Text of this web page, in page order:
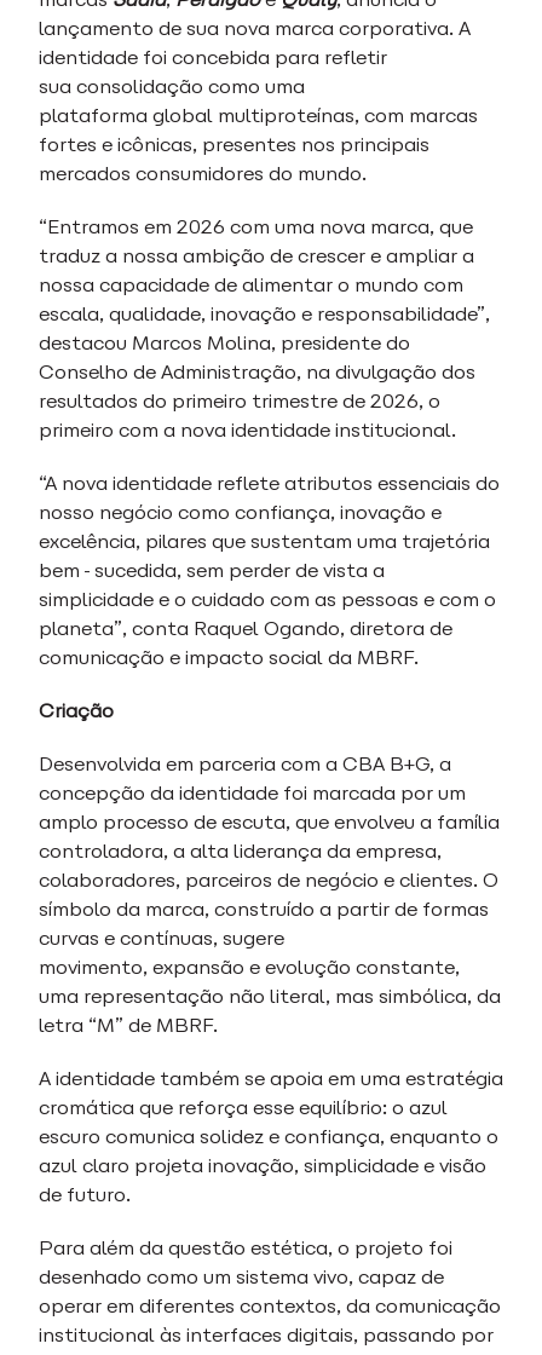
lançamento de sua nova marca corporativa. A
identidade foi concebida para refletir
sua consolidação como uma
plataforma global multiproteínas, com marcas
fortes e icônicas, presentes nos principais
mercados consumidores do mundo.
“Entramos em 2026 com uma nova marca, que
traduz a nossa ambição de crescer e ampliar a
nossa capacidade de alimentar o mundo com
escala, qualidade, inovação e responsabilidade”,
destacou Marcos Molina, presidente do
Conselho de Administração, na divulgação dos
resultados do primeiro trimestre de 2026, o
primeiro com a nova identidade institucional.
“A nova identidade reflete atributos essenciais do
nosso negócio como confiança, inovação e
excelência, pilares que sustentam uma trajetória
bem-sucedida, sem perder de vista a
simplicidade e o cuidado com as pessoas e com o
planeta”, conta Raquel Ogando, diretora de
comunicação e impacto social da MBRF.
Criação
Desenvolvida em parceria com a CBA B+G, a
concepção da identidade foi marcada por um
amplo processo de escuta, que envolveu a família
controladora, a alta liderança da empresa,
colaboradores, parceiros de negócio e clientes. O
símbolo da marca, construído a partir de formas
curvas e contínuas, sugere
movimento, expansão e evolução constante,
uma representação não literal, mas simbólica, da
letra “M” de MBRF.
A identidade também se apoia em uma estratégia
cromática que reforça esse equilíbrio: o azul
escuro comunica solidez e confiança, enquanto o
azul claro projeta inovação, simplicidade e visão
de futuro.
Para além da questão estética, o projeto foi
desenhado como um sistema vivo, capaz de
operar em diferentes contextos, da comunicação
institucional às interfaces digitais, passando por